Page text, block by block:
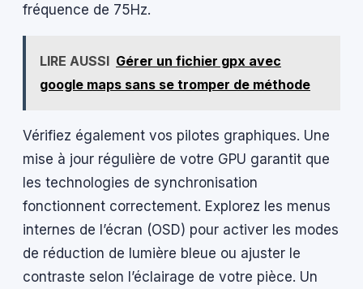
fréquence de 75Hz.
LIRE AUSSI Gérer un fichier gpx avec
google maps sans se tromper de méthode
Vérifiez également vos pilotes graphiques. Une
mise à jour régulière de votre GPU garantit que
les technologies de synchronisation
fonctionnent correctement. Explorez les menus
internes de l’écran (OSD) pour activer les modes
de réduction de lumière bleue ou ajuster le
contraste selon l’éclairage de votre pièce. Un